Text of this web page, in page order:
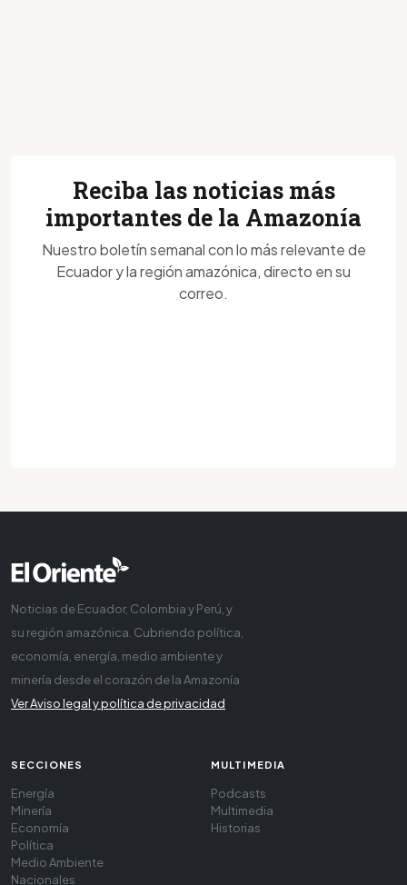
Reciba las noticias más
importantes de la Amazonía
Nuestro boletín semanal con lo más relevante de
Ecuador y la región amazónica, directo en su
correo.
Noticias de Ecuador, Colombia y Perú, y
su región amazónica. Cubriendo política,
economía, energía, medio ambiente y
minería desde el corazón de la Amazonía
Ver Aviso legal y política de privacidad
SECCIONES
Energía
Minería
Economía
Política
Medio Ambiente
Nacionales
MULTIMEDIA
Podcasts
Multimedia
Historias